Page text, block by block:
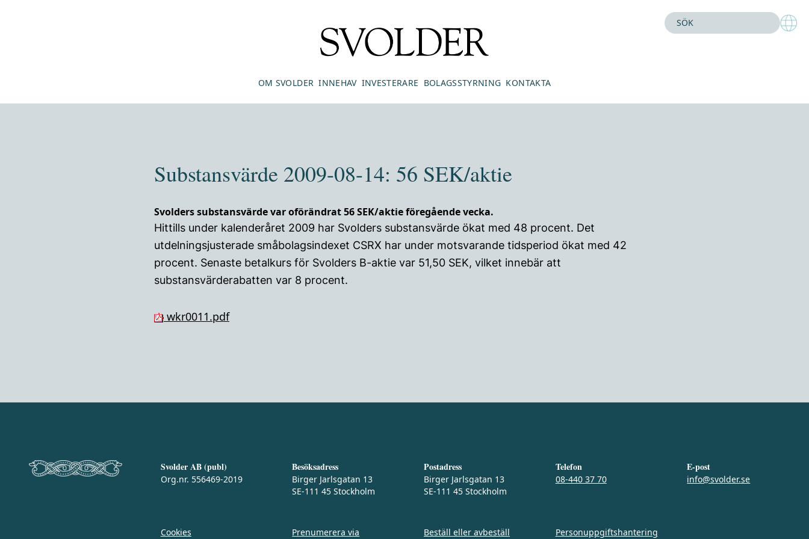
OM SVOLDER INNEHAV INVESTERARE BOLAGSSTYRNING KONTAKTA
Substansvärde 2009-08-14: 56 SEK/aktie
Svolders substansvärde var oförändrat 56 SEK/aktie föregående vecka.
Hittills under kalenderåret 2009 har Svolders substansvärde ökat med 48 procent. Det
utdelningsjusterade småbolagsindexet CSRX har under motsvarande tidsperiod ökat med 42
procent. Senaste betalkurs för Svolders B-aktie var 51,50 SEK, vilket innebär att
substansvärderabatten var 8 procent.
wkr0011.pdf
Svolder AB (publ)
Org.nr. 556469-2019
Besöksadress
Birger Jarlsgatan 13
SE-111 45 Stockholm
Postadress
Birger Jarlsgatan 13
SE-111 45 Stockholm
Telefon
08-440 37 70
E-post
info@svolder.se
Cookies
Prenumerera via
Beställ eller avbeställ
Personuppgiftshantering